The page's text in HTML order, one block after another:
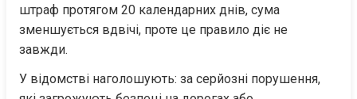
штраф протягом 20 календарних днів, сума
зменшується вдвічі, проте це правило діє не
завжди.
У відомстві наголошують: за серйозні порушення,